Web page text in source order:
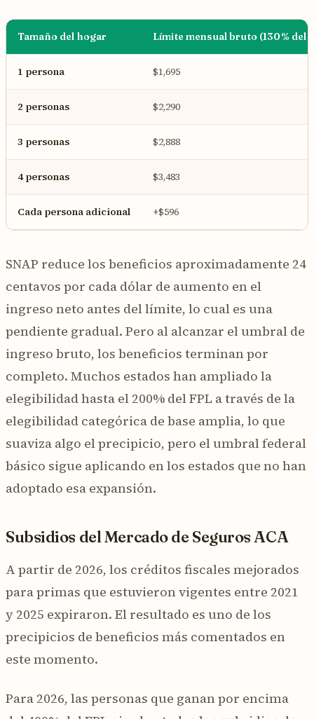
Tamaño del hogar Límite mensual bruto (130% del
1 persona $1,695
2 personas $2,290
3 personas $2,888
4 personas $3,483
Cada persona adicional +$596
SNAP reduce los beneficios aproximadamente 24
centavos por cada dólar de aumento en el
ingreso neto antes del límite, lo cual es una
pendiente gradual. Pero al alcanzar el umbral de
ingreso bruto, los beneficios terminan por
completo. Muchos estados han ampliado la
elegibilidad hasta el 200% del FPL a través de la
elegibilidad categórica de base amplia, lo que
suaviza algo el precipicio, pero el umbral federal
básico sigue aplicando en los estados que no han
adoptado esa expansión.
Subsidios del Mercado de Seguros ACA
A partir de 2026, los créditos fiscales mejorados
para primas que estuvieron vigentes entre 2021
y 2025 expiraron. El resultado es uno de los
precipicios de beneficios más comentados en
este momento.
Para 2026, las personas que ganan por encima